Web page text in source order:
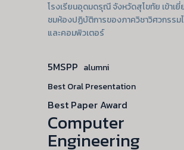
โรงเรียนอุดมดรุณี จังหวัดสุโขทัย เข้าเยี่
ชมห้องปฏิบัติการของภาควิชาวิศวกรรม
และคอมพิวเตอร์
5MSPP alumni
Best Oral Presentation
Best Paper Award
Computer
Engineering